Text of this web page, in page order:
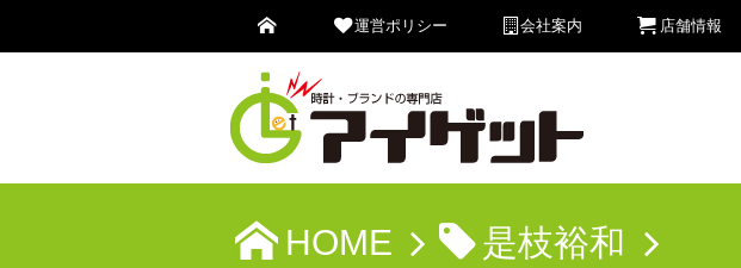
運営ポリシー 会社案内 店舗情報
HOME 是枝裕和